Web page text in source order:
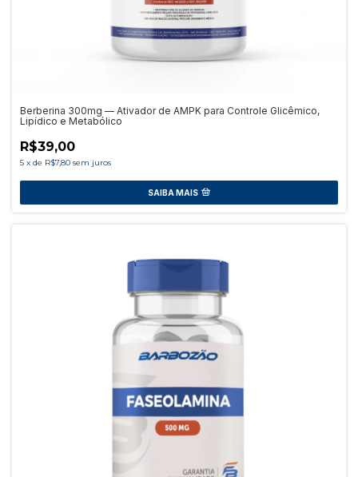
Berberina 300mg — Ativador de AMPK para Controle Glicêmico,
Lipídico e Metabólico
R$39,00
5 x de R$7,80 sem juros
SAIBA MAIS